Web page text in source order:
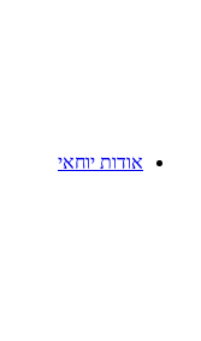
אודות יוחאי